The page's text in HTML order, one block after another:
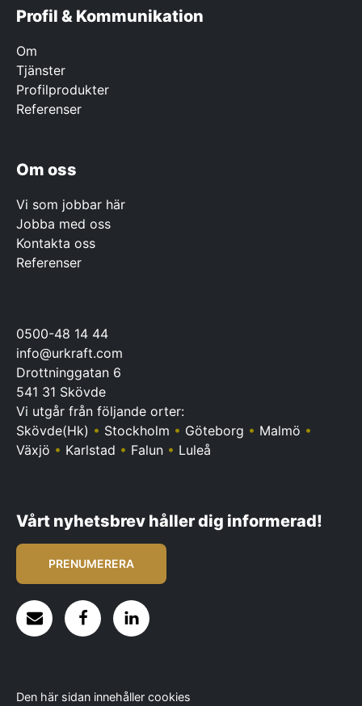
Profil & Kommunikation
Om
Tjänster
Profilprodukter
Referenser
Om oss
Vi som jobbar här
Jobba med oss
Kontakta oss
Referenser
0500-48 14 44
info@urkraft.com
Drottninggatan 6
541 31 Skövde
Vi utgår från följande orter:
Skövde(Hk) • Stockholm • Göteborg • Malmö •
Växjö • Karlstad • Falun • Luleå
Vårt nyhetsbrev håller dig informerad!
PRENUMERERA
Den här sidan innehåller cookies